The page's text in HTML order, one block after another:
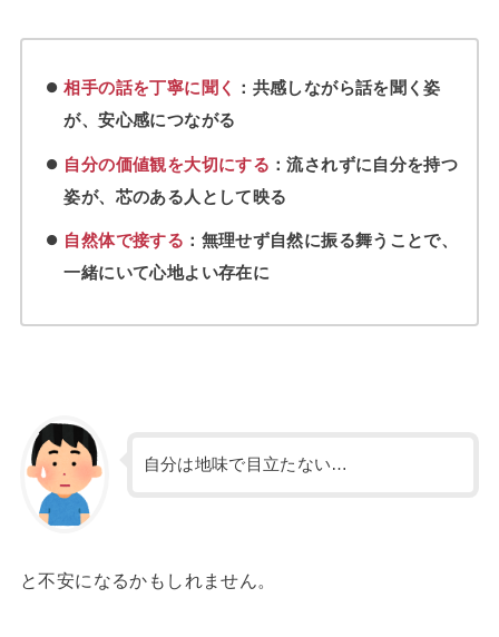
相手の話を丁寧に聞く ：共感しながら話を聞く姿
が、安心感につながる
自分の価値観を大切にする ：流されずに自分を持つ
姿が、芯のある人として映る
自然体で接する ：無理せず自然に振る舞うことで、
一緒にいて心地よい存在に
自分は地味で目立たない…
と不安になるかもしれません。